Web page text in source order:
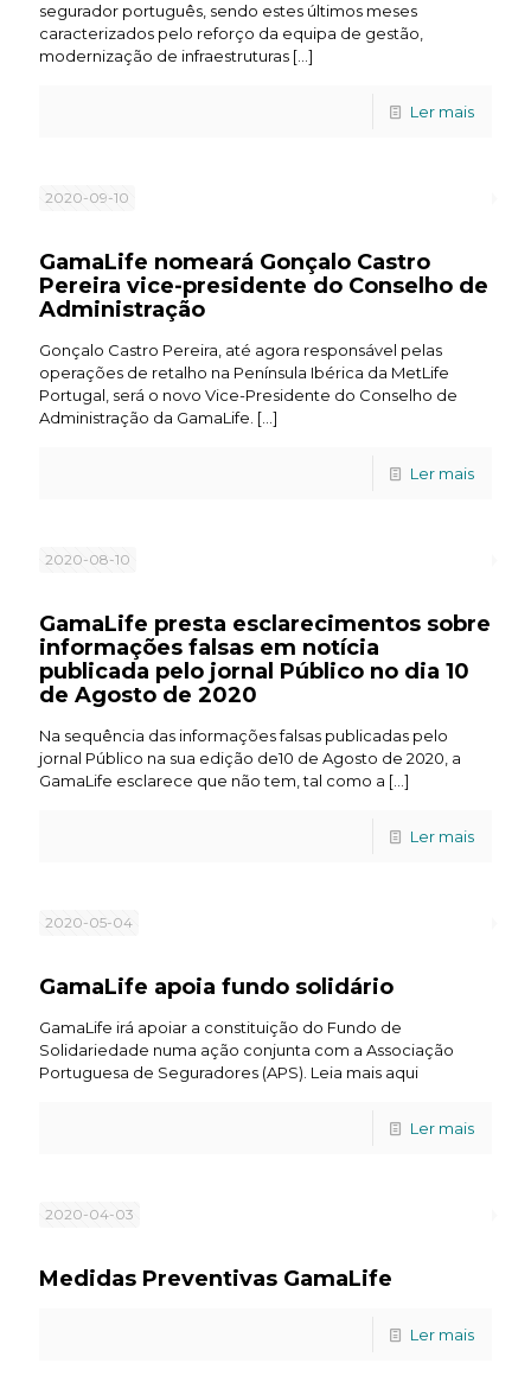
segurador português, sendo estes últimos meses
caracterizados pelo reforço da equipa de gestão,
modernização de infraestruturas […]
Ler mais
2020-09-10
GamaLife nomeará Gonçalo Castro
Pereira vice-presidente do Conselho de
Administração
Gonçalo Castro Pereira, até agora responsável pelas
operações de retalho na Península Ibérica da MetLife
Portugal, será o novo Vice-Presidente do Conselho de
Administração da GamaLife. […]
Ler mais
2020-08-10
GamaLife presta esclarecimentos sobre
informações falsas em notícia
publicada pelo jornal Público no dia 10
de Agosto de 2020
Na sequência das informações falsas publicadas pelo
jornal Público na sua edição de10 de Agosto de 2020, a
GamaLife esclarece que não tem, tal como a […]
Ler mais
2020-05-04
GamaLife apoia fundo solidário
GamaLife irá apoiar a constituição do Fundo de
Solidariedade numa ação conjunta com a Associação
Portuguesa de Seguradores (APS). Leia mais aqui
Ler mais
2020-04-03
Medidas Preventivas GamaLife
Ler mais